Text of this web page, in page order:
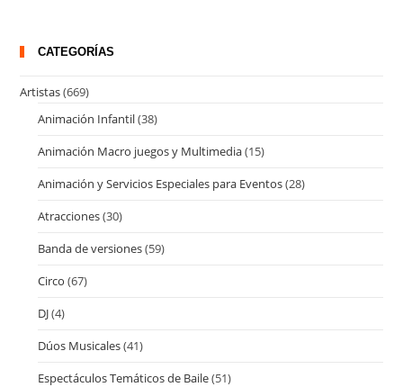
CATEGORÍAS
Artistas(669)
Animación Infantil(38)
Animación Macro juegos y Multimedia(15)
Animación y Servicios Especiales para Eventos(28)
Atracciones(30)
Banda de versiones(59)
Circo (67)
DJ(4)
Dúos Musicales(41)
Espectáculos Temáticos de Baile(51)